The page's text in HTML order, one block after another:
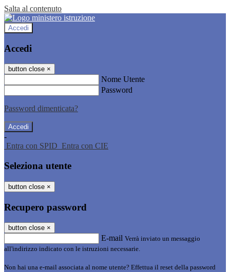
Salta al contenuto
Accedi
Accedi
button close ×
Nome Utente
Password
Password dimenticata?
-
Entra con SPID Entra con CIE
Seleziona utente
button close ×
Recupero password
button close ×
E-mail Verrà inviato un messaggio
all'indirizzo indicato con le istruzioni necessarie.
Non hai una e-mail associata al nome utente? Effettua il reset della password